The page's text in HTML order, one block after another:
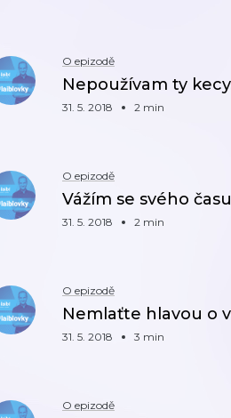
O epizodě
Nepoužívam ty
31. 5. 2018 2 min
O epizodě
Vážím se svého
31. 5. 2018 2 min
O epizodě
Nemlaťte hlavou o
31. 5. 2018 3 min
O epizodě